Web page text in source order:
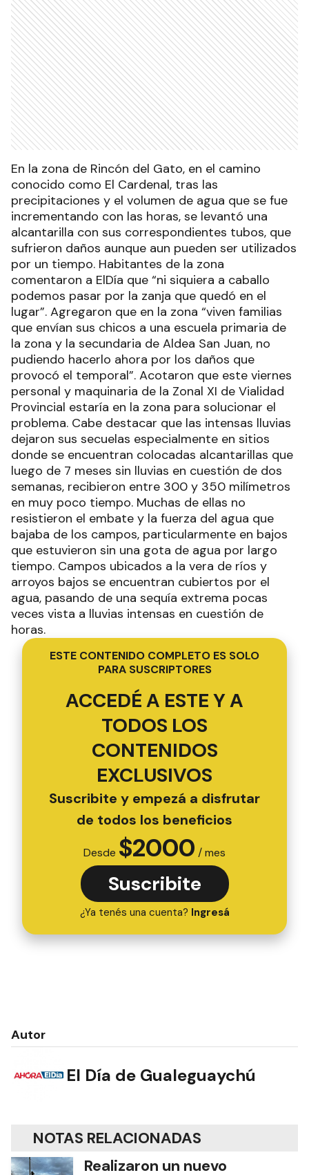
En la zona de Rincón del Gato, en el camino
conocido como El Cardenal, tras las
precipitaciones y el volumen de agua que se fue
incrementando con las horas, se levantó una
alcantarilla con sus correspondientes tubos, que
sufrieron daños aunque aun pueden ser utilizados
por un tiempo. Habitantes de la zona
comentaron a ElDía que “ni siquiera a caballo
podemos pasar por la zanja que quedó en el
lugar”. Agregaron que en la zona “viven familias
que envían sus chicos a una escuela primaria de
la zona y la secundaria de Aldea San Juan, no
pudiendo hacerlo ahora por los daños que
provocó el temporal”. Acotaron que este viernes
personal y maquinaria de la Zonal XI de Vialidad
Provincial estaría en la zona para solucionar el
problema. Cabe destacar que las intensas lluvias
dejaron sus secuelas especialmente en sitios
donde se encuentran colocadas alcantarillas que
luego de 7 meses sin lluvias en cuestión de dos
semanas, recibieron entre 300 y 350 milímetros
en muy poco tiempo. Muchas de ellas no
resistieron el embate y la fuerza del agua que
bajaba de los campos, particularmente en bajos
que estuvieron sin una gota de agua por largo
tiempo. Campos ubicados a la vera de ríos y
arroyos bajos se encuentran cubiertos por el
agua, pasando de una sequía extrema pocas
veces vista a lluvias intensas en cuestión de
horas.
ESTE CONTENIDO COMPLETO ES SOLO
PARA SUSCRIPTORES
ACCEDÉ A ESTE Y A
TODOS LOS
CONTENIDOS
EXCLUSIVOS
Suscribite y empezá a disfrutar
de todos los beneficios
Desde $2000 / mes
Suscribite
¿Ya tenés una cuenta? Ingresá
Autor
El Día de Gualeguaychú
NOTAS RELACIONADAS
Realizaron un nuevo